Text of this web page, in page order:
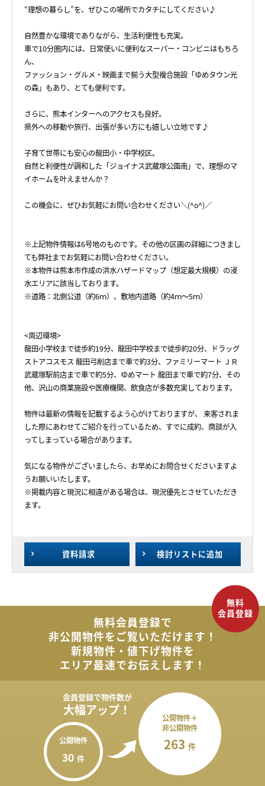
資料請求 検討リストに追加
“理想の暮らし”を、ぜひこの場所でカタチにしてください♪
自然豊かな環境でありながら、生活利便性も充実。
車で10分圏内には、日常使いに便利なスーパー・コンビニはもちろ
ん、
ファッション・グルメ・映画まで揃う大型複合施設「ゆめタウン光
の森」もあり、とても便利です。
さらに、熊本インターへのアクセスも良好。
県外への移動や旅行、出張が多い方にも嬉しい立地です♪
子育て世帯にも安心の龍田小・中学校区。
自然と利便性が調和した「ジョイナス武蔵塚公園南」で、理想のマ
イホームを叶えませんか？
この機会に、ぜひお気軽にお問い合わせください＼(^o^)／
※上記物件情報は6号地のものです。その他の区画の詳細につきまし
ても弊社までお気軽にお問い合わせください。
※本物件は熊本市作成の洪水ハザードマップ（想定最大規模）の浸
水エリアに該当しております。
※道路：北側公道（約6ｍ）、敷地内道路（約4ｍ～5ｍ）
<周辺環境>
龍田小学校まで徒歩約19分、龍田中学校まで徒歩約20分、ドラッグ
ストアコスモス 龍田弓削店まで車で約3分、ファミリーマート ＪＲ
武蔵塚駅前店まで車で約5分、ゆめマート 龍田まで車で約7分、その
他、沢山の商業施設や医療機関、飲食店が多数充実しております。
物件は最新の情報を記載するよう心がけておりますが、 来客されま
した際にあわせてご紹介を行っているため、すでに成約、商談が入
ってしまっている場合があります。
気になる物件がございましたら、お早めにお問合せくださいますよ
うお願いいたします。
※掲載内容と現況に相違がある場合は、現況優先とさせていただき
ます。
無料会員登録で
非公開物件をご覧いただけます！
新規物件・値下げ物件を
エリア最速でお伝えします！
会員登録で物件数が
大幅アップ！
公開物件
30 件
公開物件＋
非公開物件
263 件